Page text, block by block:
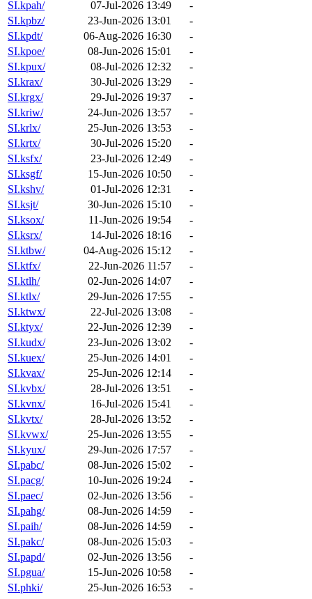
SI.kpah/ 07-Jul-2026 13:49
-
SI.kpbz/
23-Jun-2026 13:01
-
SI.kpdt/
06-Aug-2026 16:30
-
SI.kpoe/
08-Jun-2026 15:01
-
SI.kpux/
08-Jul-2026 12:32
-
SI.krax/
30-Jul-2026 13:29
-
SI.krgx/
29-Jul-2026 19:37
-
SI.kriw/
24-Jun-2026 13:57
-
SI.krlx/
25-Jun-2026 13:53
-
SI.krtx/
30-Jul-2026 15:20
-
SI.ksfx/
23-Jul-2026 12:49
-
SI.ksgf/
15-Jun-2026 10:50
-
SI.kshv/
01-Jul-2026 12:31
-
SI.ksjt/
30-Jun-2026 15:10
-
SI.ksox/
11-Jun-2026 19:54
-
SI.ksrx/
14-Jul-2026 18:16
-
SI.ktbw/
04-Aug-2026 15:12
-
SI.ktfx/
22-Jun-2026 11:57
-
SI.ktlh/
02-Jun-2026 14:07
-
SI.ktlx/
29-Jun-2026 17:55
-
SI.ktwx/
22-Jul-2026 13:08
-
SI.ktyx/
22-Jun-2026 12:39
-
SI.kudx/
23-Jun-2026 13:02
-
SI.kuex/
25-Jun-2026 14:01
-
SI.kvax/
25-Jun-2026 12:14
-
SI.kvbx/
28-Jul-2026 13:51
-
SI.kvnx/
16-Jul-2026 15:41
-
SI.kvtx/
28-Jul-2026 13:52
-
SI.kvwx/
25-Jun-2026 13:55
-
SI.kyux/
29-Jun-2026 17:57
-
SI.pabc/
08-Jun-2026 15:02
-
SI.pacg/
10-Jun-2026 19:24
-
SI.paec/
02-Jun-2026 13:56
-
SI.pahg/
08-Jun-2026 14:59
-
SI.paih/
08-Jun-2026 14:59
-
SI.pakc/
08-Jun-2026 15:03
-
SI.papd/
02-Jun-2026 13:56
-
SI.pgua/
15-Jun-2026 10:58
-
SI.phki/
25-Jun-2026 16:53
-